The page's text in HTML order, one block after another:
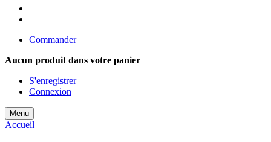
Commander
Aucun produit dans votre panier
S'enregistrer
Connexion
Menu
Accueil